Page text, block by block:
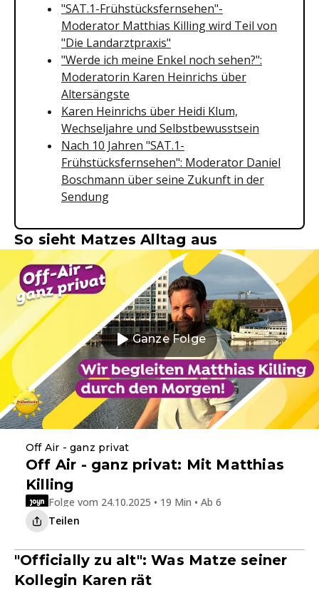
"SAT.1-Frühstücksfernsehen"-
Moderator Matthias Killing wird Teil von
"Die Landarztpraxis"
"Werde ich meine Enkel noch sehen?":
Moderatorin Karen Heinrichs über
Altersängste
Karen Heinrichs über Heidi Klum,
Wechseljahre und Selbstbewusstsein
Nach 10 Jahren "SAT.1-
Frühstücksfernsehen": Moderator Daniel
Boschmann über seine Zukunft in der
Sendung
So sieht Matzes Alltag aus
Ganze Folge
Off Air - ganz privat
Off Air - ganz privat: Mit Matthias
Killing
Folge vom 24.10.2025 • 19 Min • Ab 6
Teilen
"Officially zu alt": Was Matze seiner
Kollegin Karen rät